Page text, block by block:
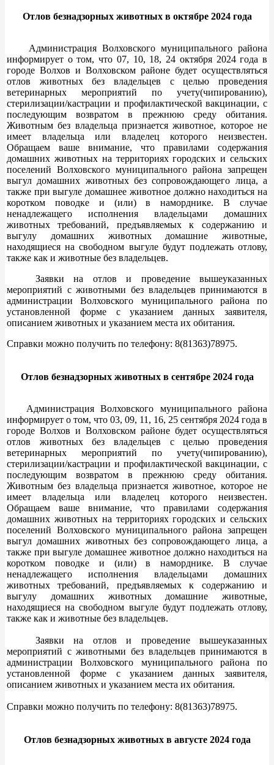
Отлов безнадзорных животных в октябре 2024 года
Администрация Волховского муниципального района
информирует о том, что 07, 10, 18, 24 октября 2024 года в
городе Волхов и Волховском районе будет осуществляться
отлов животных без владельцев с целью проведения
ветеринарных мероприятий по учету(чипированию),
стерилизации/кастрации и профилактической вакцинации, с
последующим возвратом в прежнюю среду обитания.
Животным без владельца признается животное, которое не
имеет владельца или владелец которого неизвестен.
Обращаем ваше внимание, что правилами содержания
домашних животных на территориях городских и сельских
поселений Волховского муниципального района запрещен
выгул домашних животных без сопровождающего лица, а
также при выгуле домашнее животное должно находиться на
коротком поводке и (или) в наморднике. В случае
ненадлежащего исполнения владельцами домашних
животных требований, предъявляемых к содержанию и
выгулу домашних животных домашние животные,
находящиеся на свободном выгуле будут подлежать отлову,
также как и животные без владельцев.
Заявки на отлов и проведение вышеуказанных
мероприятий с животными без владельцев принимаются в
администрации Волховского муниципального района по
установленной форме с указанием данных заявителя,
описанием животных и указанием места их обитания.
Справки можно получить по телефону: 8(81363)78975.
Отлов безнадзорных животных в сентябре 2024 года
Администрация Волховского муниципального района
информирует о том, что 03, 09, 11, 16, 25 сентября 2024 года в
городе Волхов и Волховском районе будет осуществляться
отлов животных без владельцев с целью проведения
ветеринарных мероприятий по учету(чипированию),
стерилизации/кастрации и профилактической вакцинации, с
последующим возвратом в прежнюю среду обитания.
Животным без владельца признается животное, которое не
имеет владельца или владелец которого неизвестен.
Обращаем ваше внимание, что правилами содержания
домашних животных на территориях городских и сельских
поселений Волховского муниципального района запрещен
выгул домашних животных без сопровождающего лица, а
также при выгуле домашнее животное должно находиться на
коротком поводке и (или) в наморднике. В случае
ненадлежащего исполнения владельцами домашних
животных требований, предъявляемых к содержанию и
выгулу домашних животных домашние животные,
находящиеся на свободном выгуле будут подлежать отлову,
также как и животные без владельцев.
Заявки на отлов и проведение вышеуказанных
мероприятий с животными без владельцев принимаются в
администрации Волховского муниципального района по
установленной форме с указанием данных заявителя,
описанием животных и указанием места их обитания.
Справки можно получить по телефону: 8(81363)78975.
Отлов безнадзорных животных в августе 2024 года